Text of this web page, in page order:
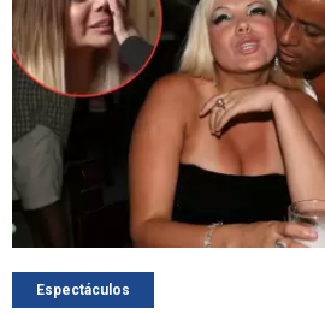
Espectáculos